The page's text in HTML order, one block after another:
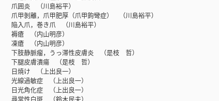
爪囲炎 （川島裕平）
爪甲剝離，爪甲肥厚（爪甲鉤彎症） （川島裕平）
陥入爪，巻き爪 （川島裕平）
褥瘡 （内山明彦）
凍瘡 （内山明彦）
下肢静脈瘤，うっ滞性皮膚炎 （是枝 哲）
下腿皮膚潰瘍 （是枝 哲）
日焼け （上出良一）
光線過敏症 （上出良一）
日光角化症 （上出良一）
尋常性白斑 （鈴木民夫）